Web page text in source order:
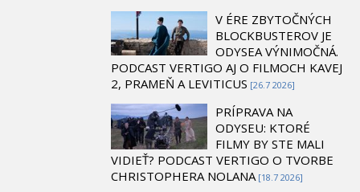
V ÉRE ZBYTOČNÝCH
BLOCKBUSTEROV JE
ODYSEA VÝNIMOČNÁ.
PODCAST VERTIGO AJ O FILMOCH KAVEJ
2, PRAMEŇ A LEVITICUS [26.7 2026]
PRÍPRAVA NA
ODYSEU: KTORÉ
FILMY BY STE MALI
VIDIEŤ? PODCAST VERTIGO O TVORBE
CHRISTOPHERA NOLANA [18.7 2026]